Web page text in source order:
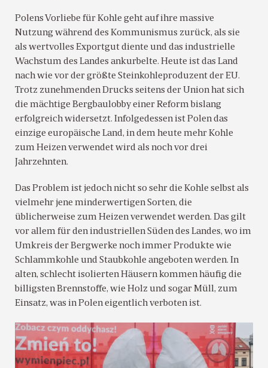
Polens Vorliebe für Kohle geht auf ihre massive
Nutzung während des Kommunismus zurück, als sie
als wertvolles Exportgut diente und das industrielle
Wachstum des Landes ankurbelte. Heute ist das Land
nach wie vor der größte Steinkohleproduzent der EU.
Trotz zunehmenden Drucks seitens der Union hat sich
die mächtige Bergbaulobby einer Reform bislang
erfolgreich widersetzt. Infolgedessen ist Polen das
einzige europäische Land, in dem heute mehr Kohle
zum Heizen verwendet wird als noch vor drei
Jahrzehnten.
Das Problem ist jedoch nicht so sehr die Kohle selbst als
vielmehr jene minderwertigen Sorten, die
üblicherweise zum Heizen verwendet werden. Das gilt
vor allem für den industriellen Süden des Landes, wo im
Umkreis der Bergwerke noch immer Produkte wie
Schlammkohle und Staubkohle angeboten werden. In
alten, schlecht isolierten Häusern kommen häufig die
billigsten Brennstoffe, wie Holz und sogar Müll, zum
Einsatz, was in Polen eigentlich verboten ist.